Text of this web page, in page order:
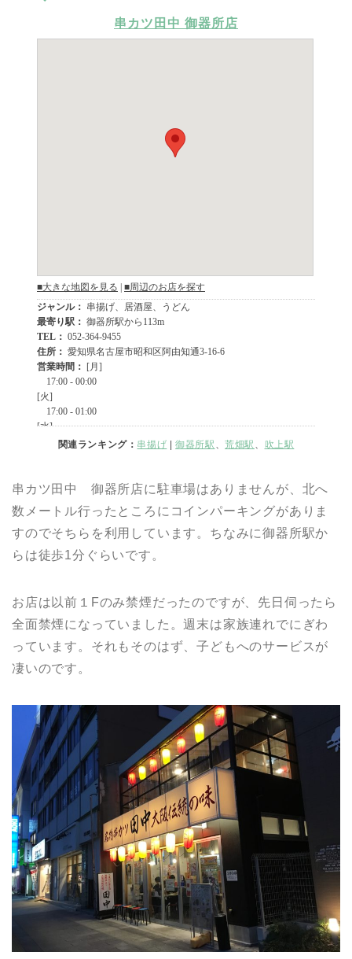
串カツ田中 御器所店
関連ランキング： 串揚げ |御器所駅 、荒畑駅 、 吹上駅
串カツ田中 御器所店に駐車場はありませんが、北へ
数メートル行ったところにコインパーキングがありま
すのでそちらを利用しています。ちなみに御器所駅か
らは徒歩1分ぐらいです。
お店は以前１Fのみ禁煙だったのですが、先日伺ったら
全面禁煙になっていました。週末は家族連れでにぎわ
っています。それもそのはず、子どもへのサービスが
凄いのです。